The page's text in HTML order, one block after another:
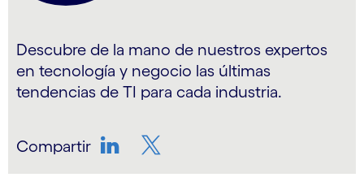
Descubre de la mano de nuestros expertos
en tecnología y negocio las últimas
tendencias de TI para cada industria.
Compartir